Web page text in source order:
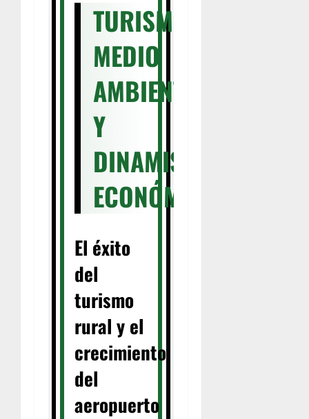
TURISMO,
MEDIO
AMBIENTE
Y
DINAMISMO
ECONÓMICO
El éxito
del
turismo
rural y el
crecimiento
del
aeropuerto